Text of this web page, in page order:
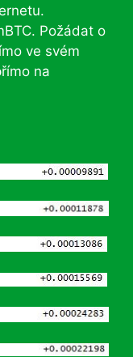
Požádat o
ve svém
na